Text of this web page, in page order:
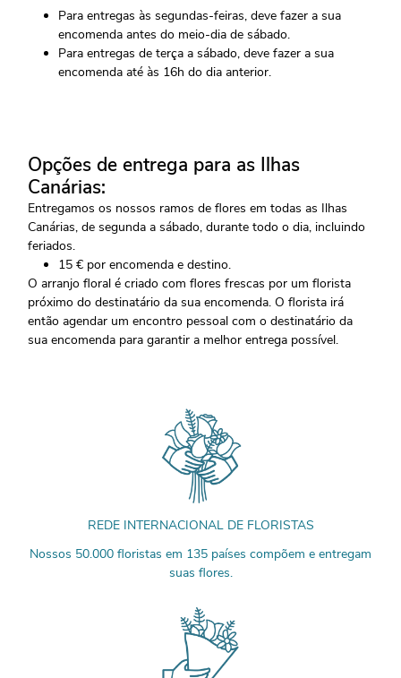
Para entregas às segundas-feiras, deve fazer a sua
encomenda antes do meio-dia de sábado.
Para entregas de terça a sábado, deve fazer a sua
encomenda até às 16h do dia anterior.
Opções de entrega para as Ilhas
Canárias:
Entregamos os nossos ramos de flores em todas as Ilhas
Canárias, de segunda a sábado, durante todo o dia, incluindo
feriados.
15 € por encomenda e destino.
O arranjo floral é criado com flores frescas por um florista
próximo do destinatário da sua encomenda. O florista irá
então agendar um encontro pessoal com o destinatário da
sua encomenda para garantir a melhor entrega possível.
REDE INTERNACIONAL DE FLORISTAS
Nossos 50.000 floristas em 135 países compõem e entregam
suas flores.